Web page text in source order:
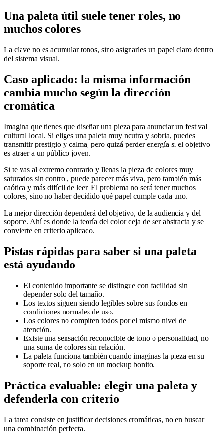
Una paleta útil suele tener roles, no
muchos colores
La clave no es acumular tonos, sino asignarles un papel claro dentro
del sistema visual.
Caso aplicado: la misma información
cambia mucho según la dirección
cromática
Imagina que tienes que diseñar una pieza para anunciar un festival
cultural local. Si eliges una paleta muy neutra y sobria, puedes
transmitir prestigio y calma, pero quizá perder energía si el objetivo
es atraer a un público joven.
Si te vas al extremo contrario y llenas la pieza de colores muy
saturados sin control, puede parecer más viva, pero también más
caótica y más difícil de leer. El problema no será tener muchos
colores, sino no haber decidido qué papel cumple cada uno.
La mejor dirección dependerá del objetivo, de la audiencia y del
soporte. Ahí es donde la teoría del color deja de ser abstracta y se
convierte en criterio aplicado.
Pistas rápidas para saber si una paleta
está ayudando
El contenido importante se distingue con facilidad sin
depender solo del tamaño.
Los textos siguen siendo legibles sobre sus fondos en
condiciones normales de uso.
Los colores no compiten todos por el mismo nivel de
atención.
Existe una sensación reconocible de tono o personalidad, no
una suma de colores sin relación.
La paleta funciona también cuando imaginas la pieza en su
soporte real, no solo en un mockup bonito.
Práctica evaluable: elegir una paleta y
defenderla con criterio
La tarea consiste en justificar decisiones cromáticas, no en buscar
una combinación perfecta.